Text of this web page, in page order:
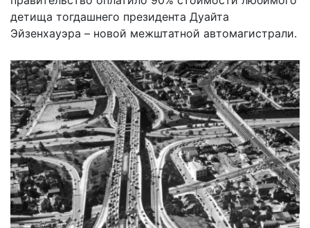
детища тогдашнего президента Дуайта
Эйзенхауэра – новой межштатной автомагистрали.